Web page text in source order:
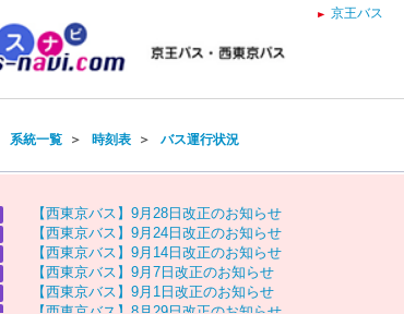
京王バス
系統一覧＞ 時刻表＞ バス運行状況
【西東京バス 】 9月 28 日 改正のお知 らせ
【西東京バス 】 9月 24 日 改正のお知 らせ
【西東京バス 】 9月 14 日 改正のお知 らせ
【西東京バス 】 9月 7 日 改正のお知 らせ
【西東京バス 】 9月 1 日 改正のお知 らせ